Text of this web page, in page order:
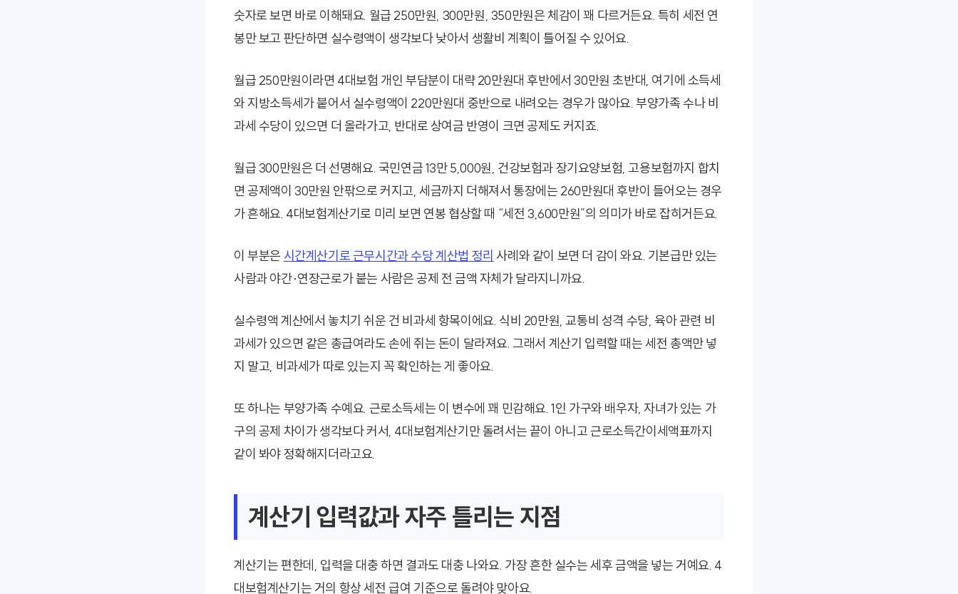
숫자로 보면 바로 이해돼요. 월급 250만원, 300만원, 350만원은 체감이 꽤 다르거든요. 특히 세전 연
봉만 보고 판단하면 실수령액이 생각보다 낮아서 생활비 계획이 틀어질 수 있어요.
월급 250만원이라면 4대보험 개인 부담분이 대략 20만원대 후반에서 30만원 초반대, 여기에 소득세
와 지방소득세가 붙어서 실수령액이 220만원대 중반으로 내려오는 경우가 많아요. 부양가족 수나 비
과세 수당이 있으면 더 올라가고, 반대로 상여금 반영이 크면 공제도 커지죠.
월급 300만원은 더 선명해요. 국민연금 13만 5,000원, 건강보험과 장기요양보험, 고용보험까지 합치
면 공제액이 30만원 안팎으로 커지고, 세금까지 더해져서 통장에는 260만원대 후반이 들어오는 경우
가 흔해요. 4대보험계산기로 미리 보면 연봉 협상할 때 “세전 3,600만원”의 의미가 바로 잡히거든요.
이 부분은 시간계산기로 근무시간과 수당 계산법 정리 사례와 같이 보면 더 감이 와요. 기본급만 있는
사람과 야간·연장근로가 붙는 사람은 공제 전 금액 자체가 달라지니까요.
실수령액 계산에서 놓치기 쉬운 건 비과세 항목이에요. 식비 20만원, 교통비 성격 수당, 육아 관련 비
과세가 있으면 같은 총급여라도 손에 쥐는 돈이 달라져요. 그래서 계산기 입력할 때는 세전 총액만 넣
지 말고, 비과세가 따로 있는지 꼭 확인하는 게 좋아요.
또 하나는 부양가족 수예요. 근로소득세는 이 변수에 꽤 민감해요. 1인 가구와 배우자, 자녀가 있는 가
구의 공제 차이가 생각보다 커서, 4대보험계산기만 돌려서는 끝이 아니고 근로소득간이세액표까지
같이 봐야 정확해지더라고요.
계산기 입력값과 자주 틀리는 지점
계산기는 편한데, 입력을 대충 하면 결과도 대충 나와요. 가장 흔한 실수는 세후 금액을 넣는 거예요. 4
대보험계산기는 거의 항상 세전 급여 기준으로 돌려야 맞아요.